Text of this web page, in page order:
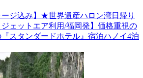
ージ込み】★世界遺産ハロン湾日帰り
ェットエア利用/福岡発】価格重視の
スタンダードホテル』宿泊ハノイ4泊